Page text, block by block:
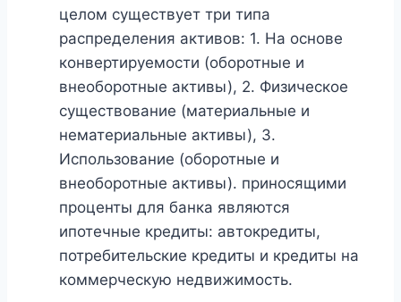
целом существует три типа
распределения активов: 1. На основе
конвертируемости (оборотные и
внеоборотные активы), 2. Физическое
существование (материальные и
нематериальные активы), 3.
Использование (оборотные и
внеоборотные активы). приносящими
проценты для банка являются
ипотечные кредиты: автокредиты,
потребительские кредиты и кредиты на
коммерческую недвижимость.